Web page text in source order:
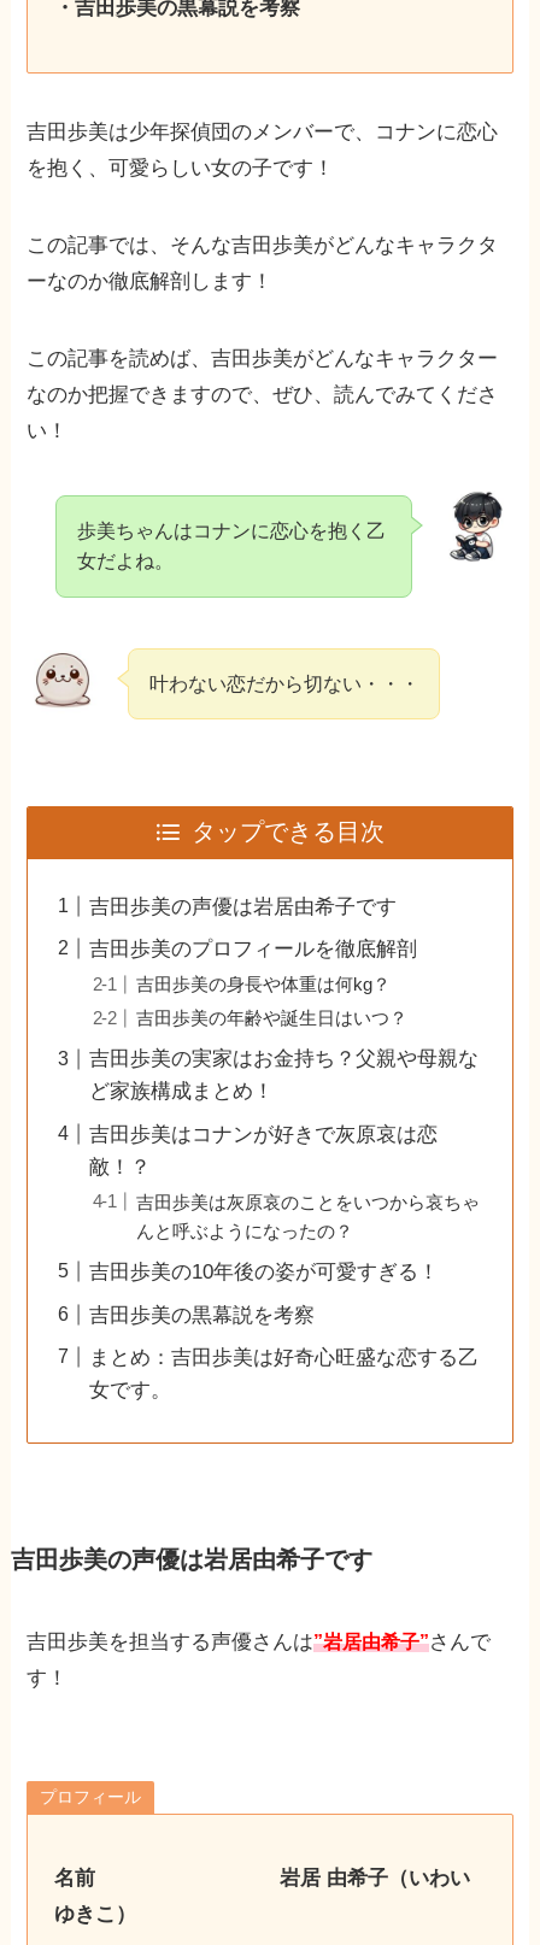
・吉田歩美の黒幕説を考察
吉田歩美は少年探偵団のメンバーで、コナンに恋心
を抱く、可愛らしい女の子です！
この記事では、そんな吉田歩美がどんなキャラクタ
ーなのか徹底解剖します！
この記事を読めば、吉田歩美がどんなキャラクター
なのか把握できますので、ぜひ、読んでみてくださ
い！
歩美ちゃんはコナンに恋心を抱く乙
女だよね。
叶わない恋だから切ない・・・
タップできる目次
吉田歩美の声優は岩居由希子です
吉田歩美のプロフィールを徹底解剖
吉田歩美の身長や体重は何kg？
吉田歩美の年齢や誕生日はいつ？
吉田歩美の実家はお金持ち？父親や母親な
ど家族構成まとめ！
吉田歩美はコナンが好きで灰原哀は恋
敵！？
吉田歩美は灰原哀のことをいつから哀ちゃ
んと呼ぶようになったの？
吉田歩美の10年後の姿が可愛すぎる！
吉田歩美の黒幕説を考察
まとめ：吉田歩美は好奇心旺盛な恋する乙
女です。
吉田歩美の声優は岩居由希子です
吉田歩美を担当する声優さんは”岩居由希子”さんで
す！
プロフィール
名前 岩居 由希子（いわい
ゆきこ）